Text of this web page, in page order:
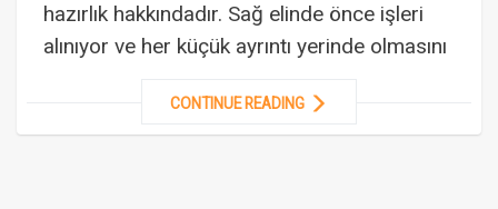
hazırlık hakkındadır. Sağ elinde önce işleri
alınıyor ve her küçük ayrıntı yerinde olmasını
CONTINUE READING